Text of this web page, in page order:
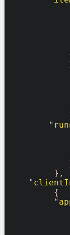
        "
} ,
    "
{
         "